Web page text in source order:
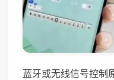
蓝牙或无线信号控制